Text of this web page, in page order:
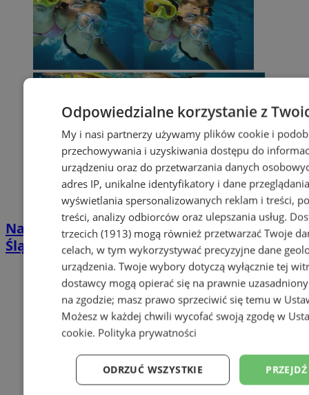
Nauka i doskonalenie pływania w Rudzie
Śląskiej. Trwają zapisy na wiosenny kurs
Odpowiedzialne korzystanie z
My i nasi partnerzy używamy plików cookie i
przechowywania i uzyskiwania dostępu do
urządzeniu oraz do przetwarzania danych
adres IP, unikalne identyfikatory i dane
wyświetlania spersonalizowanych reklam i treści,
treści, analizy odbiorców oraz ulepszania usług.
trzecich (1913)mogą również przetwarzać Twoje
celach, w tym wykorzystywać precyzyjne dane
urządzenia. Twoje wybory dotyczą wyłącznie tej
dostawcy mogą opierać się na prawnie
na zgodzie; masz prawo sprzeciwić się temu w
Możesz w każdej chwili wycofać swoją zgodę w
cookie. Polityka prywatności
ODRZUĆ WSZYSTKIE